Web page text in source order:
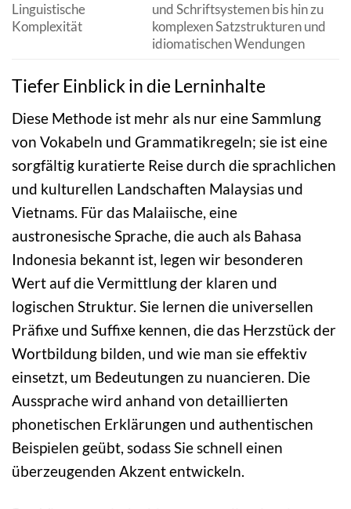
Linguistische
Komplexität
und Schriftsystemen bis hin zu
komplexen Satzstrukturen und
idiomatischen Wendungen
Tiefer Einblick in die Lerninhalte
Diese Methode ist mehr als nur eine Sammlung
von Vokabeln und Grammatikregeln; sie ist eine
sorgfältig kuratierte Reise durch die sprachlichen
und kulturellen Landschaften Malaysias und
Vietnams. Für das Malaiische, eine
austronesische Sprache, die auch als Bahasa
Indonesia bekannt ist, legen wir besonderen
Wert auf die Vermittlung der klaren und
logischen Struktur. Sie lernen die universellen
Präfixe und Suffixe kennen, die das Herzstück der
Wortbildung bilden, und wie man sie effektiv
einsetzt, um Bedeutungen zu nuancieren. Die
Aussprache wird anhand von detaillierten
phonetischen Erklärungen und authentischen
Beispielen geübt, sodass Sie schnell einen
überzeugenden Akzent entwickeln.